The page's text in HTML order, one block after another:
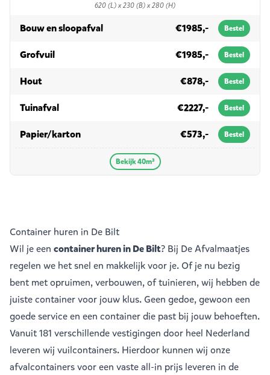
620 (L) x 230 (B) x 280 (H)
Bouw en sloopafvalin 40m³ €1985,- Bestel
Grofvuilin 40m³ €1985,- Bestel
Houtin 40m³ €878,- Bestel
Tuinafvalin 40m³ €2227,- Bestel
Papier/kartonin 40m³ €573,- Bestel
Bekijk 40m³
Container huren in De Bilt
Wil je een container huren in De Bilt? Bij De Afvalmaatjes
regelen we het snel en makkelijk voor je. Of je nu bezig
bent met opruimen, verbouwen, of tuinieren, wij hebben de
juiste container voor jouw klus. Geen gedoe, gewoon een
goede service en een container die past bij jouw behoeften.
Vanuit181 verschillende vestigingen door heel Nederland
leveren wij vuilcontainers. Hierdoor kunnen wij onze
afvalcontainers voor een vaste all-in prijs leveren in de